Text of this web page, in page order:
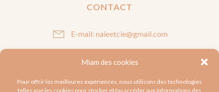
Miam des cookies
Pour offrir les meilleures expériences, nous utilisons des technologies
telles que les cookies pour stocker et/ou accéder aux informations des
CONTACT
E-mail: naieetcie@gmail.com